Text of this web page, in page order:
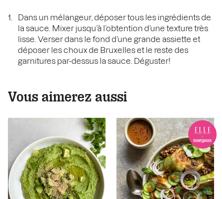
Dans un mélangeur, déposer tous les ingrédients de
la sauce. Mixer jusqu’à l’obtention d’une texture très
lisse. Verser dans le fond d’une grande assiette et
déposer les choux de Bruxelles et le reste des
garnitures par-dessus la sauce. Déguster!
Vous aimerez aussi